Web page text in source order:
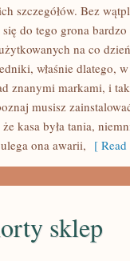
szczegółów. Bez
do tego grona
na co
właśnie dlatego,
znanymi markami, i
musisz
że kasa była tania,
ona awarii, [
sklep